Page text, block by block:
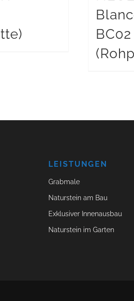
BC02
LEISTUNGEN
Grabmale
Naturstein am Bau
Exklusiver Innenausbau
Naturstein im Garten